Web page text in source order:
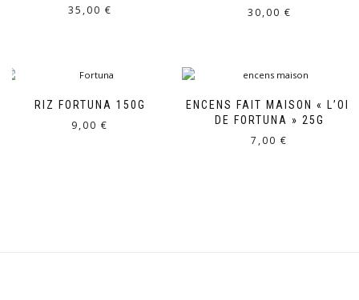
35,00 € 30,00 €
RIZ FORTUNA 150G
9,00 €
ENCENS FAIT MAISON « L’OR
DE FORTUNA » 25G
7,00 €